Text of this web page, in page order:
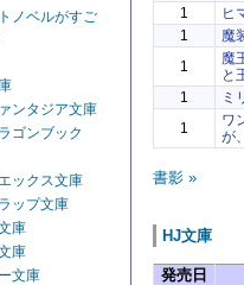
ノベルがすご
ンタジア文庫
ゴンブック
ックス文庫
ップ文庫
庫
庫
文庫
1
ヒ
1
魔
1
魔
と
1
ミ
1
ワ
が
書影 »
HJ文庫
発売日